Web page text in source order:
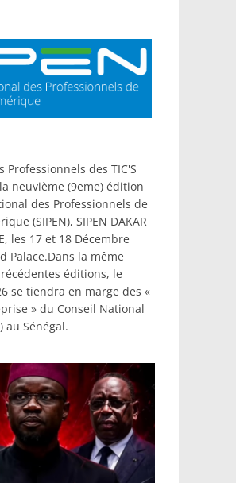
Professionnels des TIC'S
neuvième (9eme) édition
des Professionnels de
(SIPEN), SIPEN DAKAR
les 17 et 18 Décembre
Palace.Dans la même
éditions, le
se tiendra en marge des «
» du Conseil National
au Sénégal.